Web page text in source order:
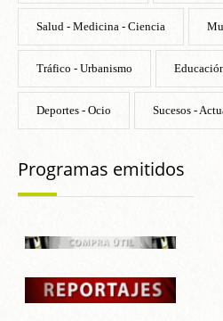
Salud - Medicina - Ciencia
Tráfico - Urbanismo
Deportes - Ocio Sucesos -
Programas emitidos